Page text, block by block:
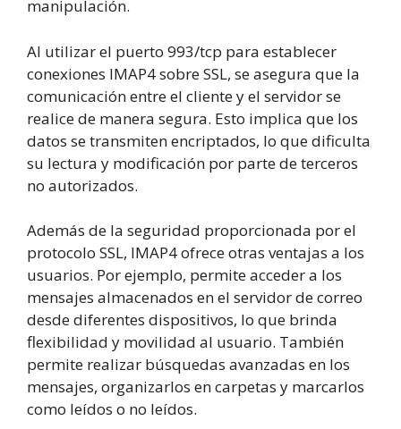
manipulación.
Al utilizar el puerto 993/tcp para establecer
conexiones IMAP4 sobre SSL, se asegura que la
comunicación entre el cliente y el servidor se
realice de manera segura. Esto implica que los
datos se transmiten encriptados, lo que dificulta
su lectura y modificación por parte de terceros
no autorizados.
Además de la seguridad proporcionada por el
protocolo SSL, IMAP4 ofrece otras ventajas a los
usuarios. Por ejemplo, permite acceder a los
mensajes almacenados en el servidor de correo
desde diferentes dispositivos, lo que brinda
flexibilidad y movilidad al usuario. También
permite realizar búsquedas avanzadas en los
mensajes, organizarlos en carpetas y marcarlos
como leídos o no leídos.